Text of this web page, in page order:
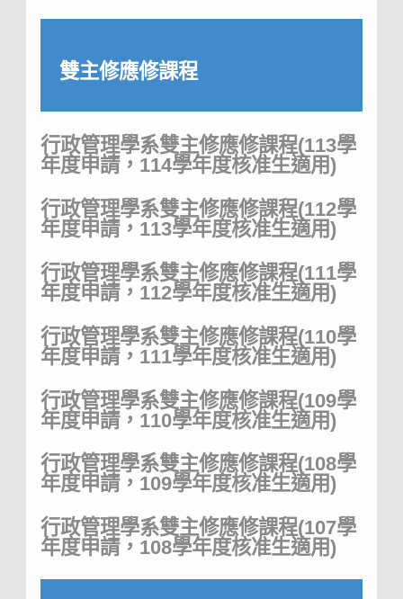
雙主修應修課程
行政管理學系雙主修應修課程(113學
年度申請，114學年度核准生適用)
行政管理學系雙主修應修課程(112學
年度申請，113學年度核准生適用)
行政管理學系雙主修應修課程(111學
年度申請，112學年度核准生適用)
行政管理學系雙主修應修課程(110學
年度申請，111學年度核准生適用)
行政管理學系雙主修應修課程(109學
年度申請，110學年度核准生適用)
行政管理學系雙主修應修課程(108學
年度申請，109學年度核准生適用)
行政管理學系雙主修應修課程(107學
年度申請，108學年度核准生適用)